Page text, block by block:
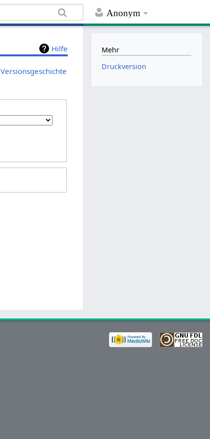
Anonym
Hilfe
Versionsgeschichte
Mehr
Druckversion